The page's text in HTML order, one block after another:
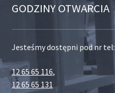
GODZINY OTWARCIA
Jesteśmy dostępni pod nr tel:
12 65 65 116,
12 65 65 131